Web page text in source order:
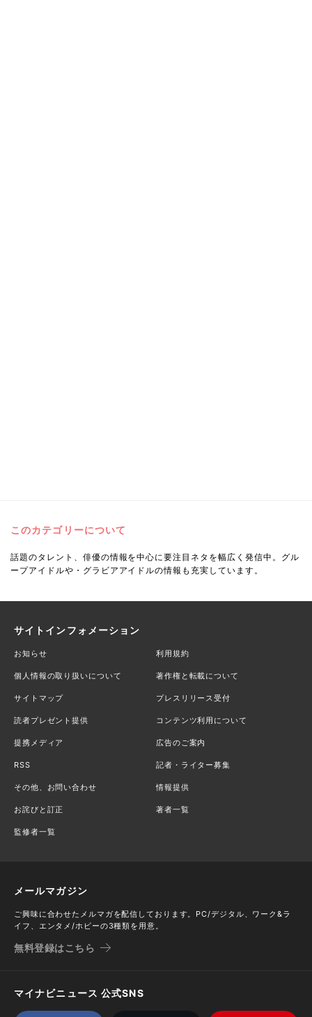
このカテゴリーについて
話題のタレント、俳優の情報を中心に要注目ネタを幅広く発信中。グル
ープアイドルや・グラビアアイドルの情報も充実しています。
サイトインフォメーション
お知らせ 利用規約
個人情報の取り扱いについて 著作権と転載について
サイトマップ プレスリリース受付
読者プレゼント提供 コンテンツ利用について
提携メディア 広告のご案内
RSS 記者・ライター募集
その他、お問い合わせ 情報提供
お詫びと訂正 著者一覧
監修者一覧
メールマガジン
ご興味に合わせたメルマガを配信しております。PC/デジタル、ワーク&ラ
イフ、エンタメ/ホビーの3種類を用意。
無料登録はこちら
マイナビニュース 公式SNS